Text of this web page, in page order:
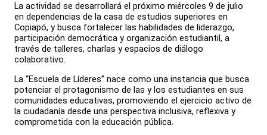
La actividad se desarrollará el próximo miércoles 9 de julio
en dependencias de la casa de estudios superiores en
Copiapó, y busca fortalecer las habilidades de liderazgo,
participación democrática y organización estudiantil, a
través de talleres, charlas y espacios de diálogo
colaborativo.
La “Escuela de Líderes” nace como una instancia que busca
potenciar el protagonismo de las y los estudiantes en sus
comunidades educativas, promoviendo el ejercicio activo de
la ciudadanía desde una perspectiva inclusiva, reflexiva y
comprometida con la educación pública.